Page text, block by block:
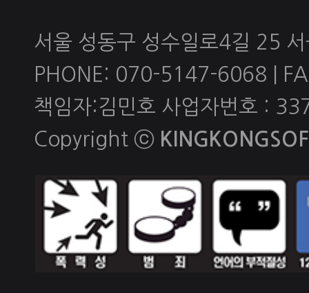
서울 성동구 성수일로4길 25
PHONE: 070-5147-6068 |
책임자:김민호 사업자번호 :
Copyright ⓒ